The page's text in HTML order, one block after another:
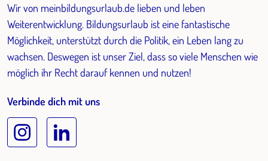
Wir von meinbildungsurlaub.de lieben und leben
Weiterentwicklung. Bildungsurlaub ist eine fantastische
Möglichkeit, unterstützt durch die Politik, ein Leben lang zu
wachsen. Deswegen ist unser Ziel, dass so viele Menschen wie
möglich ihr Recht darauf kennen und nutzen!
Verbinde dich mit uns